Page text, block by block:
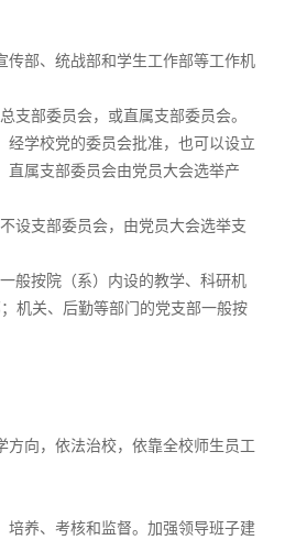
部、统战部和学生工作部等工作机
支部委员会，或直属支部委员会。
经学校党的委员会批准，也可以设立
直属支部委员会由党员大会选举产
设支部委员会，由党员大会选举支
般按院（系）内设的教学、科研机
机关、后勤等部门的党支部一般按
方向，依法治校，依靠全校师生员工
培养、考核和监督。加强领导班子建